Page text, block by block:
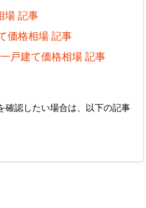
場 記事
価格相場 記事
戸建て価格相場 記事
確認したい場合は、以下の記事